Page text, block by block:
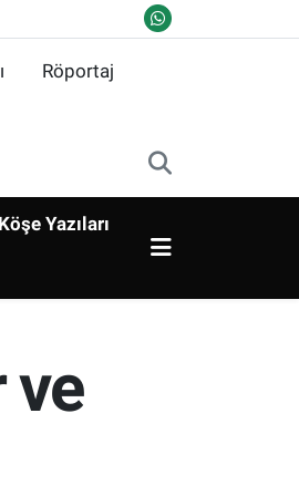
Röportaj
Köşe Yazıları
ve